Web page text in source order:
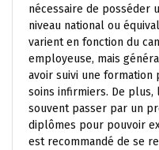
nécessaire de posséder
niveau national ou
varient en fonction du
employeuse, mais
avoir suivi une
soins infirmiers. De
souvent passer par un
diplômes pour pouvoir
est recommandé de se